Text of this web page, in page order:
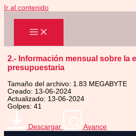
Ir al contenido
2.- Información mensual sobre la
presupuestaria
Tamaño del archivo: 1.83 MEGABYTE
Creado: 13-06-2024
Actualizado: 13-06-2024
Golpes: 41
Descargar Avance